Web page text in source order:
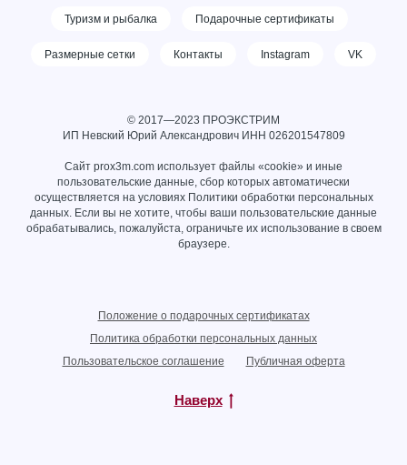
Туризм и рыбалка Подарочные сертификаты
Размерные сетки Контакты Instagram VK
© 2017—2023 ПРОЭКСТРИМ
ИП Невский Юрий Александрович ИНН 026201547809
Сайт prox3m.com использует файлы «cookie» и иные
пользовательские данные, сбор которых автоматически
осуществляется на условиях Политики обработки персональных
данных. Если вы не хотите, чтобы ваши пользовательские данные
обрабатывались, пожалуйста, ограничьте их использование в своем
браузере.
Положение о подарочных сертификатах
Политика обработки персональных данных
Пользовательское соглашение
Публичная оферта
Наверх